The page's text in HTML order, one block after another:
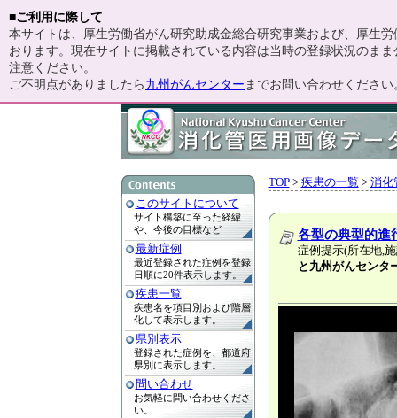
■ご利用に際して
本サイトは、厚生労働省がん研究助成金総合研究事業および、厚生
おります。現在サイトに掲載されている内容は当時の登録状況のま
注意ください。
ご不明点がありましたら 九州がんセンター までお問い合わせください
このサイトについて
サイト構築に至った経緯
や、今後の目標など
最新症例
最近登録された症例を登録
日順に20件表示します。
疾患一覧
疾患名を項目別および階層
化して表示します。
県別表示
登録された症例を、都道府
県別に表示します。
問い合わせ
お気軽に問い合わせくださ
い。
TOP> 疾患の一覧 > 消化
各型の典型的進
症例提示(所在地,
と九州がんセンタ